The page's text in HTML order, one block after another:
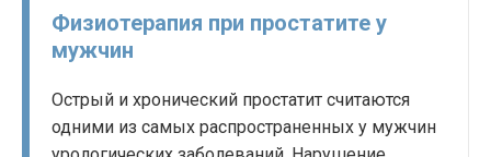
Физиотерапия при простатите у
мужчин
Острый и хронический простатит считаются
одними из самых распространенных у мужчин